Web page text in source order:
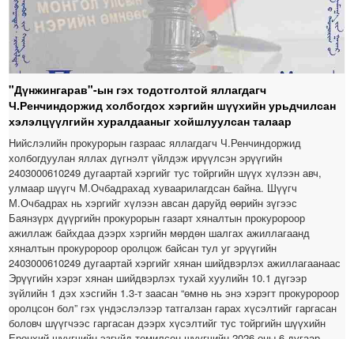
"Дүнжингарав"-ын гэх тодотголтой яллагдагч
Ч.Ренчиндоржид холбогдох хэргийн шүүхийн урьдчилсан
хэлэлцүүлгийн хуралдааныг хойшлуулсан талаар
Нийслэлийн прокурорын газраас яллагдагч Ч.Ренчиндоржид
холбогдуулан яллах дүгнэлт үйлдэж ирүүлсэн эрүүгийн
2403000610249 дугаартай хэргийг тус тойргийн шүүх хүлээн авч,
улмаар шүүгч М.Очбадрахад хуваарилагдсан байна. Шүүгч
М.Очбадрах нь хэргийг хүлээн авсан даруйд өөрийн зүгээс
Баянзүрх дүүргийн прокурорын газарт хяналтын прокуророор
ажиллаж байхдаа дээрх хэргийн мөрдөн шалгах ажиллагаанд
хяналтын прокуророор оролцож байсан тул уг эрүүгийн
2403000610249 дугаартай хэргийг хянан шийдвэрлэх ажиллагаанаас
Эрүүгийн хэрэг хянан шийдвэрлэх тухай хуулийн 10.1 дүгээр
зүйлийн 1 дэх хэсгийн 1.3-т заасан “өмнө нь энэ хэрэгт прокуророор
оролцсон бол” гэх үндэслэлээр татгалзан гарах хүсэлтийг гаргасан
боловч шүүгчээс гаргасан дээрх хүсэлтийг тус тойргийн шүүхийн